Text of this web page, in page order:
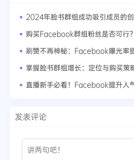
2024年脸书群组成功吸引成员的
购买Facebook群组粉丝是否可行
刷赞不再神秘：Facebook曝光率
掌握脸书群组增长：定位与购买策
直播新手必看！Facebook提升人
发表评论